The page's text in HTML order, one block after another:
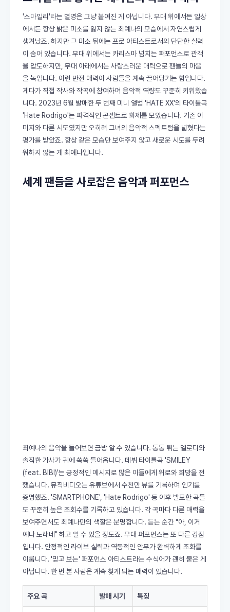
'스마일리'라는 별명은 그냥 붙여진 게 아닙니다. 무대 위에서든 일상
에서든 항상 밝은 미소를 잃지 않는 최예나의 모습에서 자연스럽게
생겨났죠. 하지만 그 미소 뒤에는 프로 아티스트로서의 단단한 실력
이 숨어 있습니다. 무대 위에서는 카리스마 넘치는 퍼포먼스로 관객
을 압도하지만, 무대 아래에서는 사랑스러운 매력으로 팬들의 마음
을 녹입니다. 이런 반전 매력이 사람들을 계속 끌어당기는 힘입니다.
게다가 직접 작사와 작곡에 참여하며 음악적 역량도 꾸준히 키워왔습
니다. 2023년 6월 발매한 두 번째 미니 앨범 'HATE XX'의 타이틀곡
'Hate Rodrigo'는 파격적인 콘셉트로 화제를 모았습니다. 기존 이
미지와 다른 시도였지만 오히려 그녀의 음악적 스펙트럼을 넓혔다는
평가를 받았죠. 항상 같은 모습만 보여주지 않고 새로운 시도를 두려
워하지 않는 게 최예나입니다.
세계 팬들을 사로잡은 음악과 퍼포먼스
최예나의 음악을 들어보면 금방 알 수 있습니다. 통통 튀는 멜로디와
솔직한 가사가 귀에 쏙쏙 들어옵니다. 데뷔 타이틀곡 'SMILEY
(feat. BIBI)'는 긍정적인 메시지로 많은 이들에게 위로와 희망을 전
했습니다. 뮤직비디오는 유튜브에서 수천만 뷰를 기록하며 인기를
증명했죠. 'SMARTPHONE', 'Hate Rodrigo' 등 이후 발표한 곡들
도 꾸준히 높은 조회수를 기록하고 있습니다. 각 곡마다 다른 매력을
보여주면서도 최예나만의 색깔은 분명합니다. 듣는 순간 "아, 이거
예나 노래네" 하고 알 수 있을 정도죠. 무대 퍼포먼스는 또 다른 강점
입니다. 안정적인 라이브 실력과 역동적인 안무가 완벽하게 조화를
이룹니다. '믿고 보는' 퍼포먼스 아티스트라는 수식어가 괜히 붙은 게
아닙니다. 한 번 본 사람은 계속 찾게 되는 매력이 있습니다.
주요 곡 발매 시기 특징